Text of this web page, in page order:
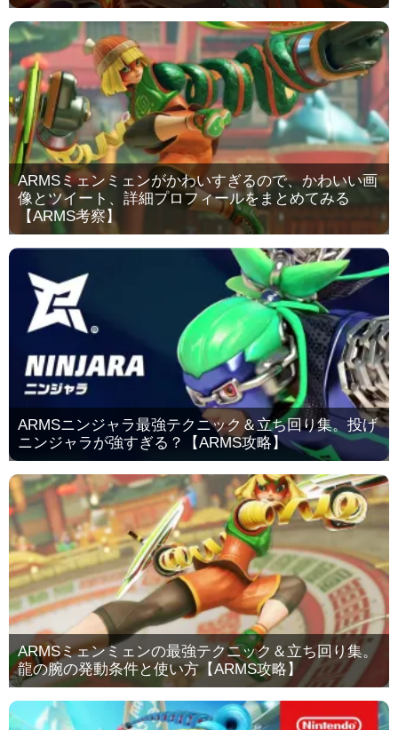
ARMSミェンミェンがかわいすぎるので、かわいい画
像とツイート、詳細プロフィールをまとめてみる
【ARMS考察】
ARMSニンジャラ最強テクニック＆立ち回り集。投げ
ニンジャラが強すぎる？【ARMS攻略】
ARMSミェンミェンの最強テクニック＆立ち回り集。
龍の腕の発動条件と使い方【ARMS攻略】